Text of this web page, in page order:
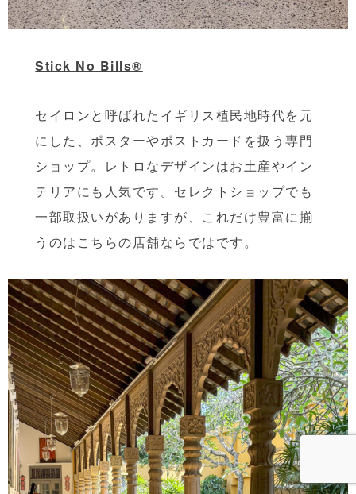
Stick No Bills®
セイロンと呼ばれたイギリス植民地時代を元
にした、ポスターやポストカードを扱う専門
ショップ。レトロなデザインはお土産やイン
テリアにも人気です。セレクトショップでも
一部取扱いがありますが、これだけ豊富に揃
うのはこちらの店舗ならではです。